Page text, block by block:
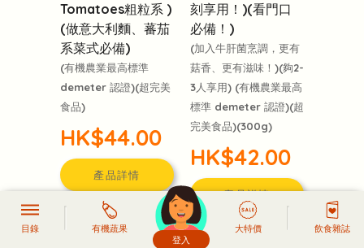
Tomatoes粗粒系 )
(做意大利麵、蕃茄
系菜式必備)
(有機農業最高標準
demeter 認證)(超完美
食品)
HK$44.00
產品詳情
如需復貨通知，
請先登入
刻享用！)(看門口
必備！)
(加入牛肝菌烹調，更有
菇香、更有滋味！)(夠2-
3人享用) (有機農業最高
標準 demeter 認證)(超
完美食品)(300g)
HK$42.00
產品詳情
加入購物車
目錄
有機蔬果
登入
頭像生成器: 快樂家庭網上店
大特價 飲食雜誌